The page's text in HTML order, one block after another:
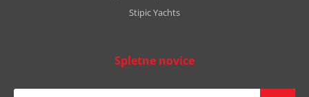
Stipic Yachts
Spletne novice